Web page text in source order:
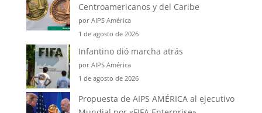
Centroamericanos y del Caribe
por AIPS América
1 de agosto de 2026
Infantino dió marcha atrás
por AIPS América
1 de agosto de 2026
Propuesta de AIPS AMÉRICA al ejecutivo